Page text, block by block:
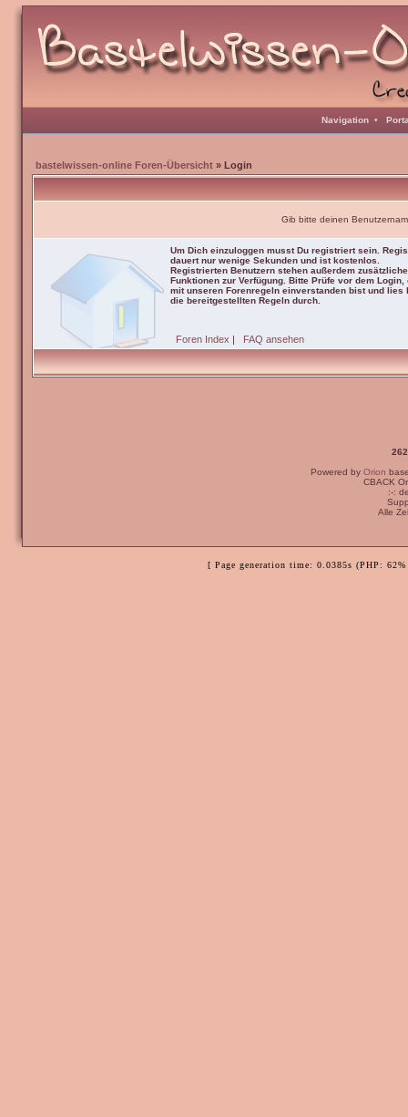
Navigation •
bastelwissen-online Foren-Übersicht » Login
Gib bitte deinen
Um Dich einzuloggen musst Du registriert sein.
dauert nur wenige Sekunden und ist kostenlos.
Registrierten Benutzern stehen außerdem zusätzliche
Funktionen zur Verfügung. Bitte Prüfe vor dem Login,
mit unseren Forenregeln einverstanden bist und lies
die bereitgestellten Regeln durch.
Foren Index | FAQ ansehen
Powered by Orion
CBACK
:-:
Alle
[ Page generation time: 0.0385s (PHP: